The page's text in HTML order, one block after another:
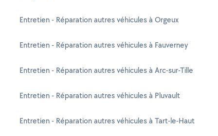
Entretien - Réparation autres véhicules à Orgeux
Entretien - Réparation autres véhicules à Fauverney
Entretien - Réparation autres véhicules à Arc-sur-Tille
Entretien - Réparation autres véhicules à Pluvault
Entretien - Réparation autres véhicules à Tart-le-Haut